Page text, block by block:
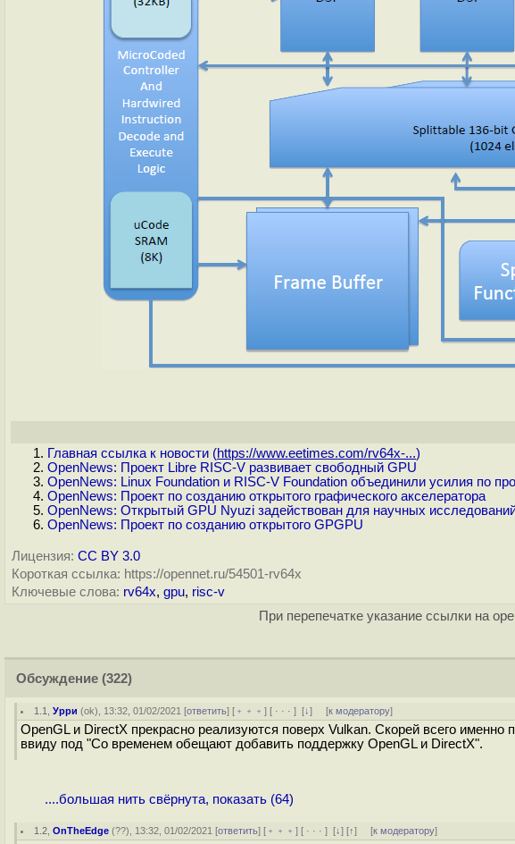
Главная ссылка к новости (https://www.eetimes.com/rv64x-...)
OpenNews: Проект Libre RISC-V развивает свободный GPU
OpenNews: Linux Foundation и RISC-V Foundation объединили усилия по
OpenNews: Проект по созданию открытого графического акселератора
OpenNews: Открытый GPU Nyuzi задействован для научных
OpenNews: Проект по созданию открытого GPGPU
Лицензия: CC BY 3.0
Короткая ссылка: https://opennet.ru/54501-rv64x
Ключевые слова: rv64x, gpu, risc-v
При перепечатке указание ссылки на
Обсуждение (322)
1.1 ,Урри (ok), 13:32, 01/02/2021 [ответить] [ ﹢﹢﹢] [ · · ·][↓] [к модератору]
OpenGL и DirectX прекрасно реализуются поверх Vulkan. Скорей всего
ввиду под "Со временем обещают добавить поддержку OpenGL и DirectX".
....большая нить свёрнута, показать (64)
1.2 ,OnTheEdge (??), 13:32, 01/02/2021 [ответить] [ ﹢﹢﹢] [ · · ·][↓] [↑] [к модератору]